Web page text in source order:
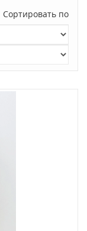
Сортировать по